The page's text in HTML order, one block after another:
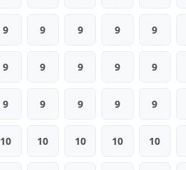
9 9 9 9 9
9 9 9 9 9
9 9 9 9 9
10 10 10 10 10